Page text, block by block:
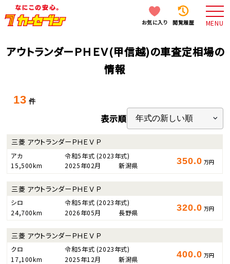
お気に入り 閲覧履歴 MENU
アウトランダーＰＨＥＶ(甲信越)の車査定相場の
情報
13 件
表示順
三菱 アウトランダーＰＨＥＶ Ｐ
アカ 令和5年式 (2023年式)
15,500km
2025年02月 新潟県 350.0 万円
三菱 アウトランダーＰＨＥＶ Ｐ
シロ 令和5年式 (2023年式)
24,700km
2026年05月 長野県 320.0 万円
三菱 アウトランダーＰＨＥＶ Ｐ
クロ 令和5年式 (2023年式)
17,100km
2025年12月 新潟県 400.0 万円